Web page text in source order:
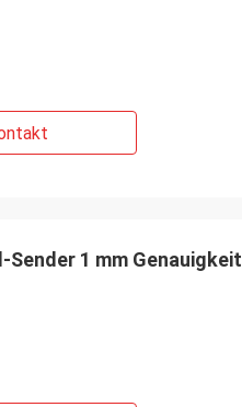
1 mm Genauigkeit